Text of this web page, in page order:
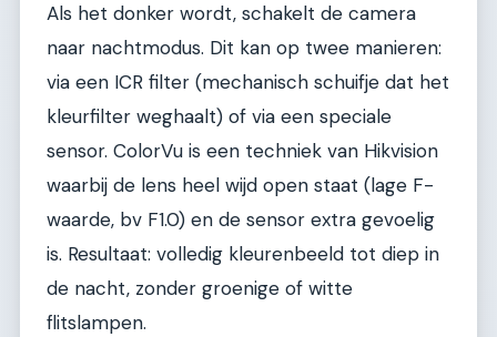
Als het donker wordt, schakelt de camera
naar nachtmodus. Dit kan op twee manieren:
via een ICR filter (mechanisch schuifje dat het
kleurfilter weghaalt) of via een speciale
sensor. ColorVu is een techniek van Hikvision
waarbij de lens heel wijd open staat (lage F-
waarde, bv F1.0) en de sensor extra gevoelig
is. Resultaat: volledig kleurenbeeld tot diep in
de nacht, zonder groenige of witte
flitslampen.